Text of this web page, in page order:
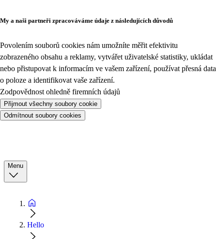
My a naši partneři zpracováváme údaje z následujících důvodů
Povolením souborů cookies nám umožníte měřit efektivitu
zobrazeného obsahu a reklamy, vytvářet uživatelské statistiky, ukládat
nebo přistupovat k informacím ve vašem zařízení, používat přesná data
o poloze a identifikovat vaše zařízení.
Zodpovědnost ohledně firemních údajů
Přijmout všechny soubory cookie
Odmítnout soubory cookies
Menu
Hello